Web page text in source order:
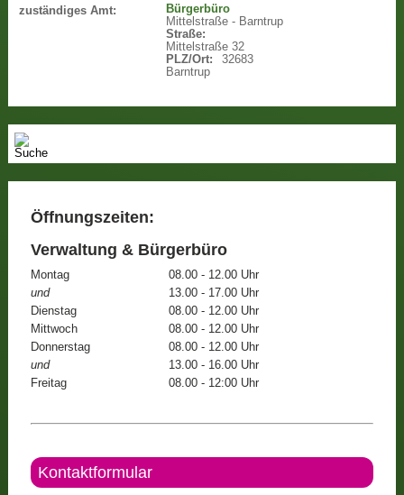
zuständiges Amt:
Bürgerbüro
Mittelstraße - Barntrup
Straße:
Mittelstraße 32
PLZ/Ort:
32683
Barntrup
Öffnungszeiten:
Verwaltung & Bürgerbüro
Montag
08.00 - 12.00 Uhr
und
13.00 - 17.00 Uhr
Dienstag
08.00 - 12.00 Uhr
Mittwoch
08.00 - 12.00 Uhr
Donnerstag
08.00 - 12.00 Uhr
und
13.00 - 16.00 Uhr
Freitag
08.00 - 12:00 Uhr
Kontaktformular